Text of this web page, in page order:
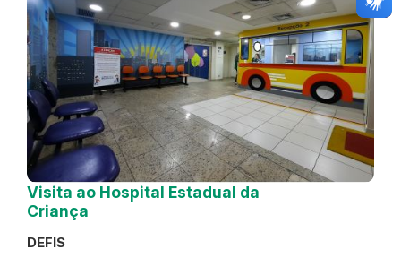
Visita ao Hospital Estadual da
Criança
DEFIS